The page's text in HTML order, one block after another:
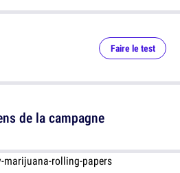
Faire le test
de la campagne